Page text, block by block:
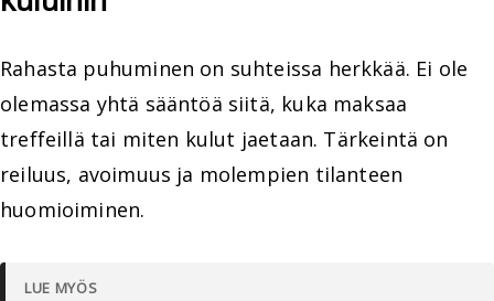
Rahasta puhuminen on suhteissa herkkää. Ei ole
olemassa yhtä sääntöä siitä, kuka maksaa
treffeillä tai miten kulut jaetaan. Tärkeintä on
reiluus, avoimuus ja molempien tilanteen
huomioiminen.
LUE MYÖS